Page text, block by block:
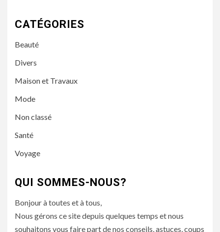
CATÉGORIES
Beauté
Divers
Maison et Travaux
Mode
Non classé
Santé
Voyage
QUI SOMMES-NOUS?
Bonjour à toutes et à tous,
Nous gérons ce site depuis quelques temps et nous
souhaitons vous faire part de nos conseils, astuces, coups